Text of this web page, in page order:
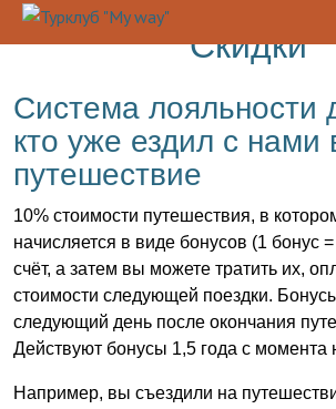
Скидки
Система лояльности
кто уже ездил с нами
путешествие
10% стоимости путешествия, в
начисляется в виде бонусов (1 бонус
счёт, а затем вы можете тратить их,
стоимости следующей поездки.
следующий день после окончания
Действуют бонусы 1,5 года с момента
Например, вы съездили на